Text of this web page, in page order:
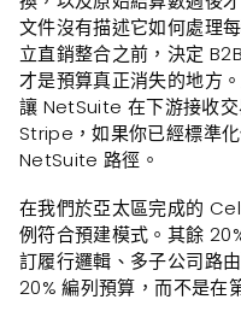
文件沒有描述它如何處理
立直銷整合之前，決定
才是預算真正消失的地方
讓 NetSuite 在下游接收
Stripe，如果你已經標準
NetSuite 路徑。
在我們於亞太區完成的
例符合預建模式。其餘
訂履行邏輯、多子公司路
20% 編列預算，而不是在